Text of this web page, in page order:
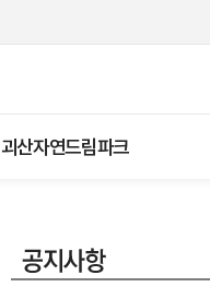
괴산자연드림파크